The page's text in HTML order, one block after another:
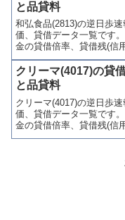
連情報を集計し、図解でわ
やすくまとめて掲載して
す。
と品貸料
和弘食品(2813)の逆日歩
価、貸借データ一覧です
金の貸借倍率、貸借残(信
残、信用売残)、品貸料(逆
歩)、東証の週末残高、規
喚起・申込停止)など、空
連情報を集計し、図解でわ
やすくまとめて掲載して
す。
クリーマ(4017)の貸
と品貸料
クリーマ(4017)の逆日歩
価、貸借データ一覧です
金の貸借倍率、貸借残(信
残、信用売残)、品貸料(逆
喚起・申込停止)など、空
連情報を集計し、図解で